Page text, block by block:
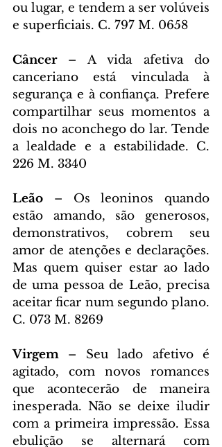
ou lugar, e tendem a ser volúveis
e superficiais. C. 797 M. 0658
Câncer – A vida afetiva do
canceriano está vinculada à
segurança e à confiança. Prefere
compartilhar seus momentos a
dois no aconchego do lar. Tende
a lealdade e a estabilidade. C.
226 M. 3340
Leão – Os leoninos quando
estão amando, são generosos,
demonstrativos, cobrem seu
amor de atenções e declarações.
Mas quem quiser estar ao lado
de uma pessoa de Leão, precisa
aceitar ficar num segundo plano.
C. 073 M. 8269
Virgem – Seu lado afetivo é
agitado, com novos romances
que acontecerão de maneira
inesperada. Não se deixe iludir
com a primeira impressão. Essa
ebulição se alternará com